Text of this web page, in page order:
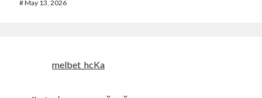
#May 13, 2026
melbet_hcKa